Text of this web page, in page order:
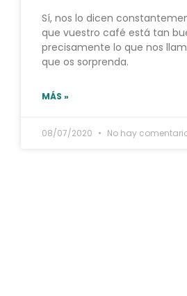
Sí, nos lo dicen
que vuestro café está tan
precisamente lo que nos
que os sorprenda.
MÁS »
08/07/2020 No hay